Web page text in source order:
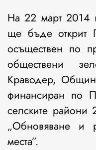
На 22 март 2014
ще бъде открит
осъществен по
обществени
Краводер,
финансиран по
селските
„Обновяване и
места”.